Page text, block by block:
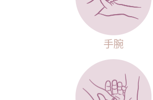
手腕